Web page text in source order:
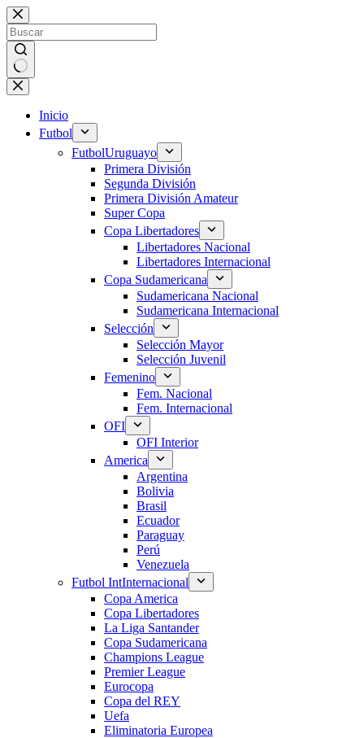
Saltar
al
contenido
Sin
resultados
Inicio
Futbol
FutbolUruguayo
Primera División
Segunda División
Primera División Amateur
Super Copa
Copa Libertadores
Libertadores Nacional
Libertadores Internacional
Copa Sudamericana
Sudamericana Nacional
Sudamericana Internacional
Selección
Selección Mayor
Selección Juvenil
Femenino
Fem. Nacional
Fem. Internacional
OFI
OFI Interior
America
Argentina
Bolivia
Brasil
Ecuador
Paraguay
Perú
Venezuela
Futbol IntInternacional
Copa America
Copa Libertadores
La Liga Santander
Copa Sudamericana
Champions League
Premier League
Eurocopa
Copa del REY
Uefa
Eliminatoria Europea